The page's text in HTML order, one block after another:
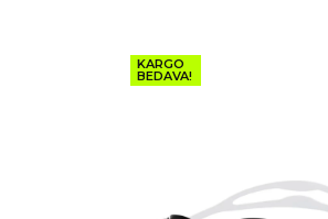
KARGO
BEDAVA!